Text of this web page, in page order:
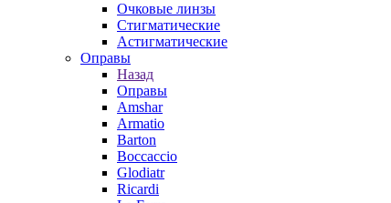
Очковые линзы
Стигматические
Астигматические
Оправы
Назад
Оправы
Amshar
Armatio
Barton
Boccaccio
Glodiatr
Ricardi